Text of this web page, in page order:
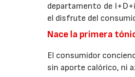
departamento de
el disfrute del
Nace la primera
El consumidor
sin aporte calórico, ni